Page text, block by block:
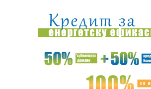
07:10:Penzije u Novom Sadu rastu iznad
13.000 di...
07:07:Tripl-dabl Jokić za uspešan start:
serij...
Profesor Vučićević: Istraživanja